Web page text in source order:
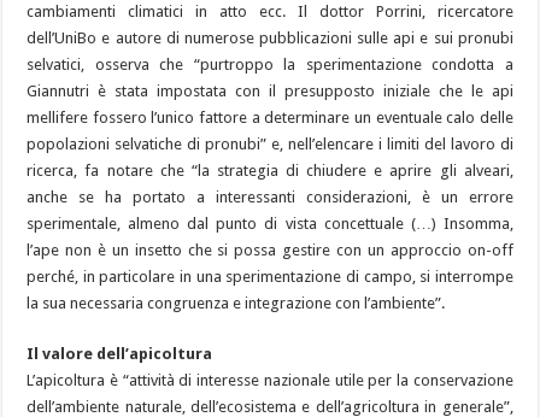
cambiamenti climatici in atto ecc. Il dottor Porrini, ricercatore
dell’UniBo e autore di numerose pubblicazioni sulle api e sui pronubi
selvatici, osserva che “purtroppo la sperimentazione condotta a
Giannutri è stata impostata con il presupposto iniziale che le api
mellifere fossero l’unico fattore a determinare un eventuale calo delle
popolazioni selvatiche di pronubi” e, nell’elencare i limiti del lavoro di
ricerca, fa notare che “la strategia di chiudere e aprire gli alveari,
anche se ha portato a interessanti considerazioni, è un errore
sperimentale, almeno dal punto di vista concettuale (…) Insomma,
l’ape non è un insetto che si possa gestire con un approccio on-off
perché, in particolare in una sperimentazione di campo, si interrompe
la sua necessaria congruenza e integrazione con l’ambiente”.
Il valore dell’apicoltura
L’apicoltura è “attività di interesse nazionale utile per la conservazione
dell’ambiente naturale, dell’ecosistema e dell’agricoltura in generale”,